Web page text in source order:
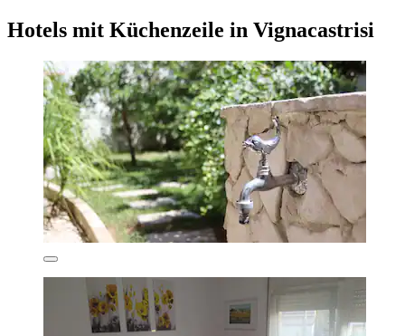
Hotels mit Küchenzeile in Vignacastrisi